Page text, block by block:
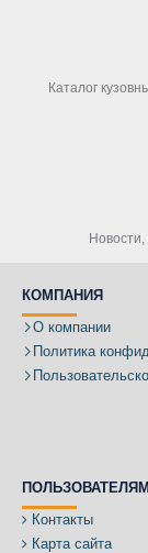
Каталог
КОМПАНИЯ
О компании
Политика
ПОЛЬЗОВАТЕЛЯМ
Контакты
Карта сайта